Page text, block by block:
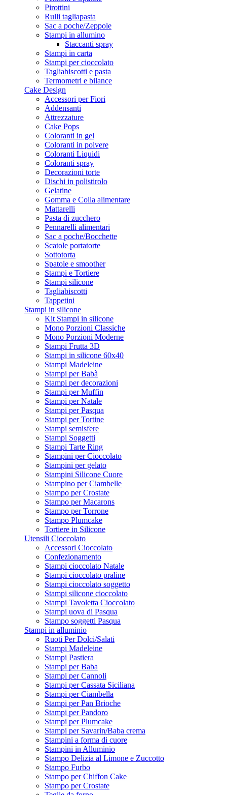
Pirottini
Rulli tagliapasta
Sac a poche/Zeppole
Stampi in allumino
Staccanti spray
Stampi in carta
Stampi per cioccolato
Tagliabiscotti e pasta
Termometri e bilance
Cake Design
Accessori per Fiori
Addensanti
Attrezzature
Cake Pops
Coloranti in gel
Coloranti in polvere
Coloranti Liquidi
Coloranti spray
Decorazioni torte
Dischi in polistirolo
Gelatine
Gomma e Colla alimentare
Mattarelli
Pasta di zucchero
Pennarelli alimentari
Sac a poche/Bocchette
Scatole portatorte
Sottotorta
Spatole e smoother
Stampi e Tortiere
Stampi silicone
Tagliabiscotti
Tappetini
Stampi in silicone
Kit Stampi in silicone
Mono Porzioni Classiche
Mono Porzioni Moderne
Stampi Frutta 3D
Stampi in silicone 60x40
Stampi Madeleine
Stampi per Babà
Stampi per decorazioni
Stampi per Muffin
Stampi per Natale
Stampi per Pasqua
Stampi per Tortine
Stampi semisfere
Stampi Soggetti
Stampi Tarte Ring
Stampini per Cioccolato
Stampini per gelato
Stampini Silicone Cuore
Stampino per Ciambelle
Stampo per Crostate
Stampo per Macarons
Stampo per Torrone
Stampo Plumcake
Tortiere in Silicone
Utensili Cioccolato
Accessori Cioccolato
Confezionamento
Stampi cioccolato Natale
Stampi cioccolato praline
Stampi cioccolato soggetto
Stampi silicone cioccolato
Stampi Tavoletta Cioccolato
Stampi uova di Pasqua
Stampo soggetti Pasqua
Stampi in alluminio
Ruoti Per Dolci/Salati
Stampi Madeleine
Stampi Pastiera
Stampi per Baba
Stampi per Cannoli
Stampi per Cassata Siciliana
Stampi per Ciambella
Stampi per Pan Brioche
Stampi per Pandoro
Stampi per Plumcake
Stampi per Savarin/Baba crema
Stampini a forma di cuore
Stampini in Alluminio
Stampo Delizia al Limone e Zuccotto
Stampo Furbo
Stampo per Chiffon Cake
Stampo per Crostate